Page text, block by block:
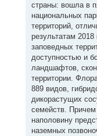
страны: вошла в
национальных
территорий,
результатам
заповедных
доступностью и
ландшафтов,
территории.
889 видов,
дикорастущих
семейств. Причем
наполовину
наземных